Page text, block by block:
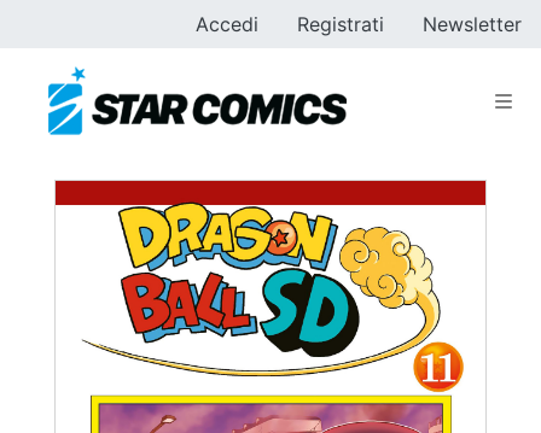
Accedi Registrati Newsletter